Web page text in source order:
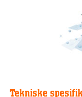
Tekniske